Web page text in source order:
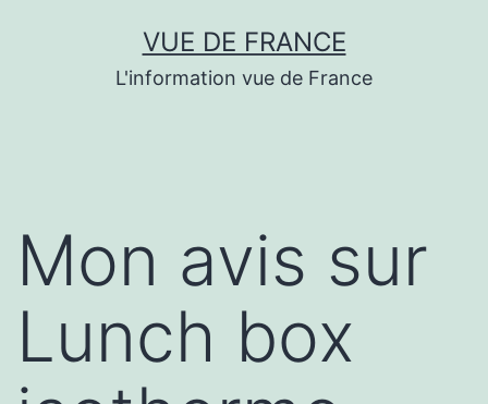
VUE DE FRANCE
L'information vue de France
Mon avis sur
Lunch box